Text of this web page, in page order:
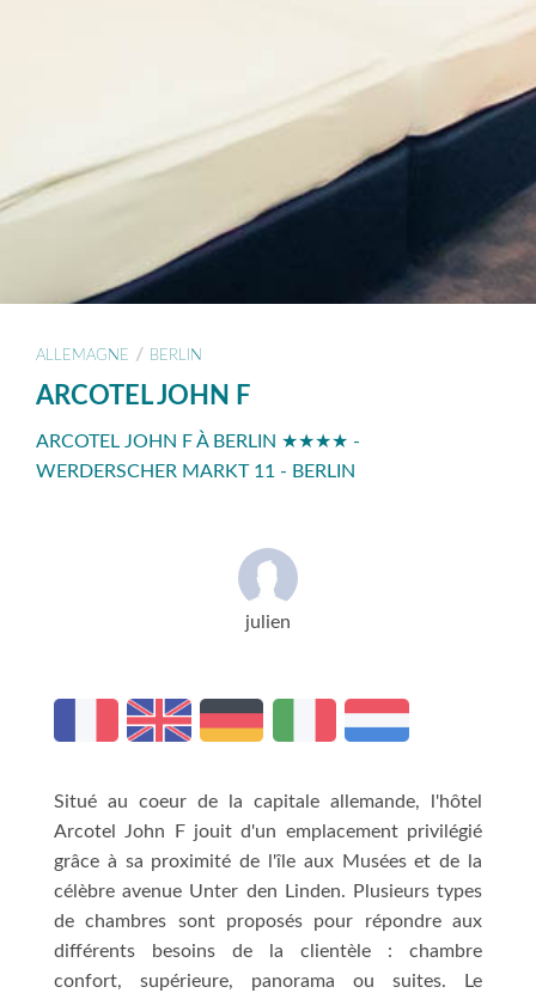
ALLEMAGNE / BERLIN
ARCOTEL JOHN F
ARCOTEL JOHN F À BERLIN ★★★★ -
WERDERSCHER MARKT 11 - BERLIN
julien
Situé au coeur de la capitale allemande, l'hôtel
Arcotel John F jouit d'un emplacement privilégié
grâce à sa proximité de l'île aux Musées et de la
célèbre avenue Unter den Linden. Plusieurs types
de chambres sont proposés pour répondre aux
différents besoins de la clientèle : chambre
confort, supérieure, panorama ou suites. Le